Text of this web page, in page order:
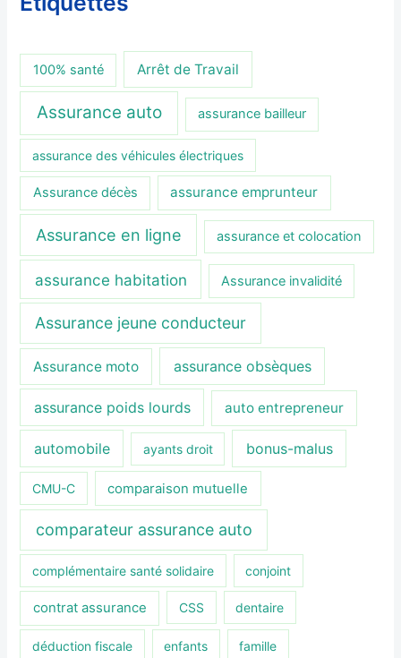
100% santé Arrêt de Travail
Assurance auto assurance bailleur
assurance des véhicules électriques
Assurance décès assurance emprunteur
Assurance en ligne assurance et colocation
assurance habitation Assurance invalidité
Assurance jeune conducteur
Assurance moto assurance obsèques
assurance poids lourds auto entrepreneur
automobile ayants droit bonus-malus
CMU-C comparaison mutuelle
comparateur assurance auto
complémentaire santé solidaire conjoint
contrat assurance CSS dentaire
déduction fiscale enfants famille